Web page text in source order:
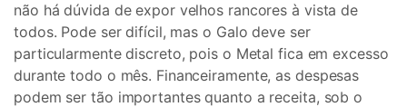
não há dúvida de expor velhos rancores à vista de
todos. Pode ser difícil, mas o Galo deve ser
particularmente discreto, pois o Metal fica em excesso
durante todo o mês. Financeiramente, as despesas
podem ser tão importantes quanto a receita, sob o